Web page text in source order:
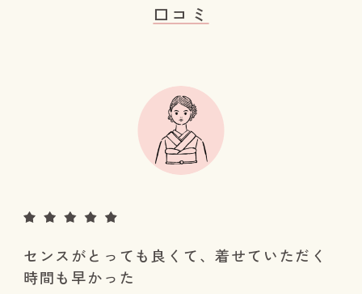
口コミ
センスがとっても良くて、着せていただく
時間も早かった